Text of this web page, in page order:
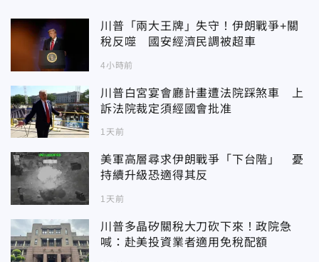
川普「兩大王牌」失守！伊朗戰爭+關
稅反噬 國安經濟民調被超車
4小時前
川普白宮宴會廳計畫遭法院踩煞車 上
訴法院裁定須經國會批准
1天前
美軍高層尋求伊朗戰爭「下台階」 憂
持續升級恐適得其反
1天前
川普多晶矽關稅大刀砍下來！政院急
喊：赴美投資業者適用免稅配額